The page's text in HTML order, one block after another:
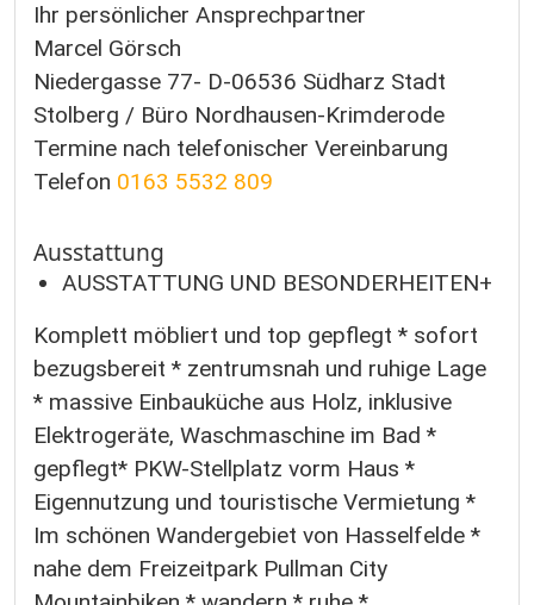
Ihr persönlicher Ansprechpartner
Marcel Görsch
Niedergasse 77- D-06536 Südharz Stadt
Stolberg / Büro Nordhausen-Krimderode
Termine nach telefonischer Vereinbarung
Telefon 0163 5532 809
Ausstattung
AUSSTATTUNG UND BESONDERHEITEN+
Komplett möbliert und top gepflegt * sofort
bezugsbereit * zentrumsnah und ruhige Lage
* massive Einbauküche aus Holz, inklusive
Elektrogeräte, Waschmaschine im Bad *
gepflegt* PKW-Stellplatz vorm Haus *
Eigennutzung und touristische Vermietung *
Im schönen Wandergebiet von Hasselfelde *
nahe dem Freizeitpark Pullman City